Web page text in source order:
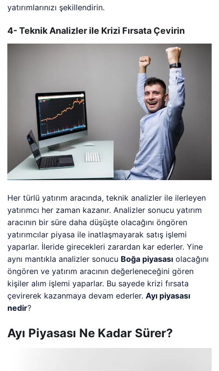
yatırımlarınızı şekillendirin.
4- Teknik Analizler ile Krizi Fırsata Çevirin
Her türlü yatırım aracında, teknik analizler ile ilerleyen
yatırımcı her zaman kazanır. Analizler sonucu yatırım
aracının bir süre daha düşüşte olacağını öngören
yatırımcılar piyasa ile inatlaşmayarak satış işlemi
yaparlar. İleride girecekleri zarardan kar ederler. Yine
aynı mantıkla analizler sonucu Boğa piyasası olacağını
öngören ve yatırım aracının değerleneceğini gören
kişiler alım işlemi yaparlar. Bu sayede krizi fırsata
çevirerek kazanmaya devam ederler.Ayı piyasası
nedir?
Ayı Piyasası Ne Kadar Sürer?